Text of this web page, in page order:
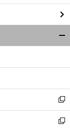
し
い
ウ
ィ
ン
ウ
開
く
新
し
い
新